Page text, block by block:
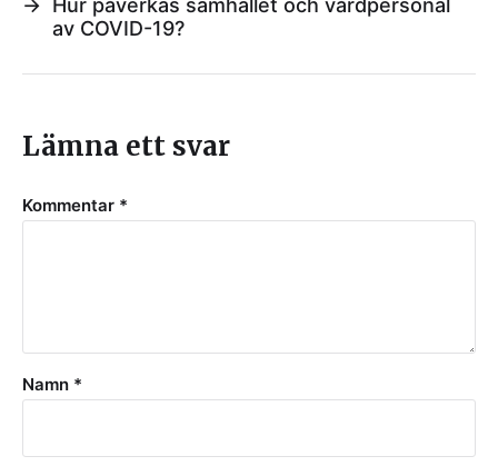
→ Hur påverkas samhället och vårdpersonal
av COVID-19?
Lämna ett svar
Kommentar *
Namn *